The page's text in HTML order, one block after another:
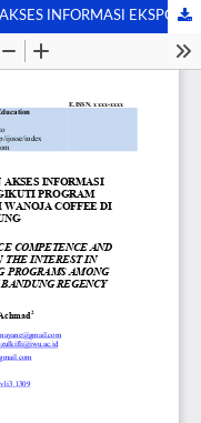
PENGARUH KOMPETENSI SDM DAN AKSES INFORMASI EKSPOR TERHADAP MINAT MENGIKUTI PROGRAM PELATIHAN EKSPOR PADA PEGAWAI WANOJA COFFEE DI KABUPATEN BANDUNG